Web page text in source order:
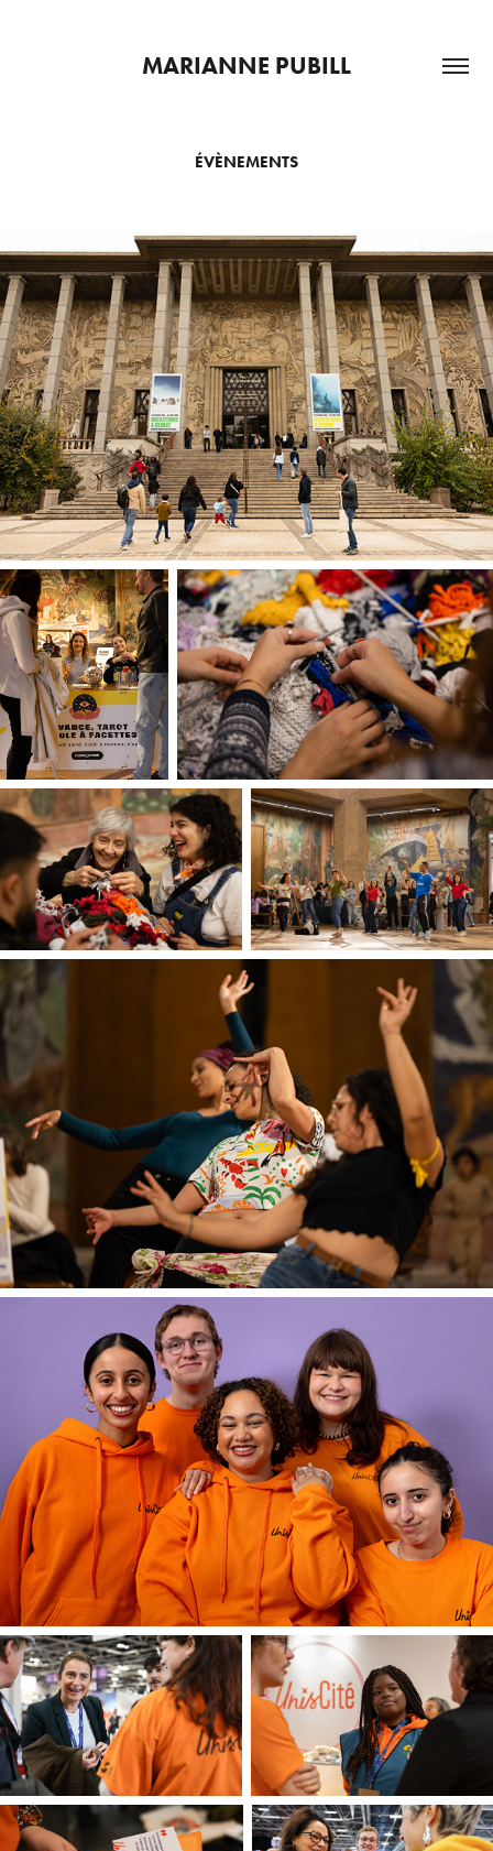
MARIANNE PUBILL
ÉVÈNEMENTS